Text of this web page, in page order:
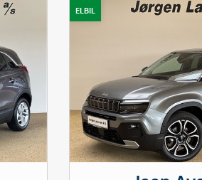
ELBIL